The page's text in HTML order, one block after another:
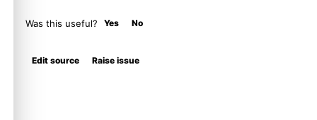
Was this useful? Yes No
Edit source Raise issue